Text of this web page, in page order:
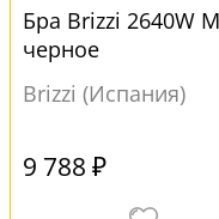
Бра Brizzi 2640W
черное
Brizzi (Испания)
9 788 ₽